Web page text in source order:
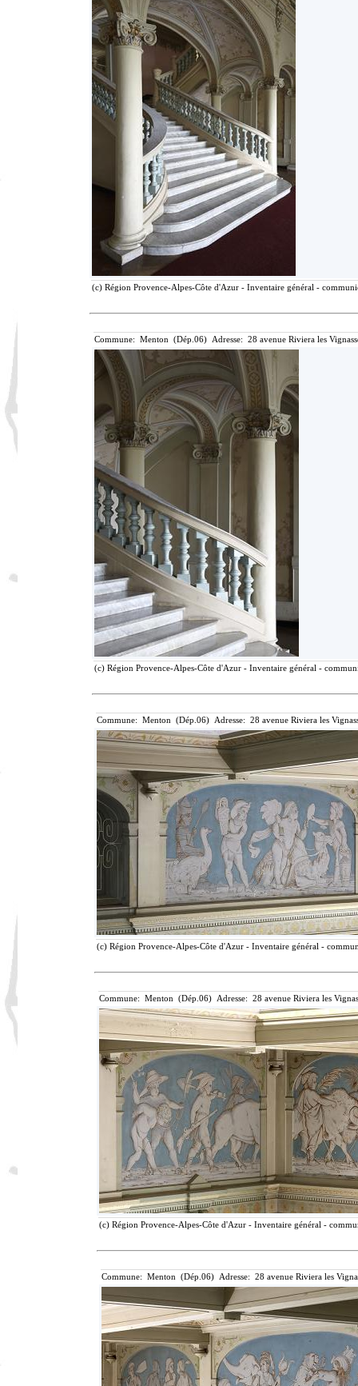
(c) Région Provence-Alpes-Côte d'Azur - Inventaire général -
Commune: Menton (Dép.06) Adresse: 28 avenue Riviera les
(c) Région Provence-Alpes-Côte d'Azur - Inventaire général -
Commune: Menton (Dép.06) Adresse: 28 avenue Riviera les
(c) Région Provence-Alpes-Côte d'Azur - Inventaire général -
Commune: Menton (Dép.06) Adresse: 28 avenue Riviera les
(c) Région Provence-Alpes-Côte d'Azur - Inventaire général -
Commune: Menton (Dép.06) Adresse: 28 avenue Riviera les